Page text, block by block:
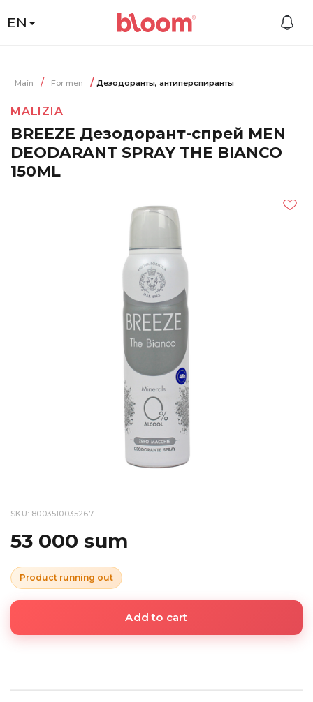
EN
Main For men Дезодоранты, антиперспиранты
MALIZIA
BREEZE Дезодорант-спрей MEN
DEODARANT SPRAY THE BIANCO
150ML
SKU: 8003510035267
53 000 sum
Product running out
Add to cart